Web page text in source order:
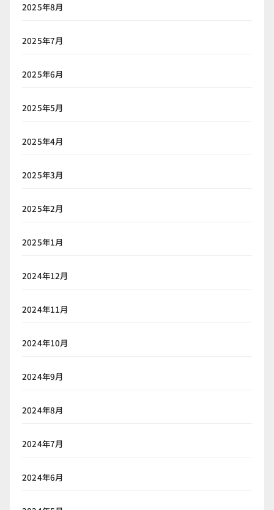
2025年8月
2025年7月
2025年6月
2025年5月
2025年4月
2025年3月
2025年2月
2025年1月
2024年12月
2024年11月
2024年10月
2024年9月
2024年8月
2024年7月
2024年6月